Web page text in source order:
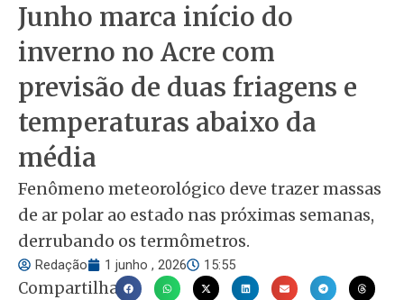
Junho marca início do
inverno no Acre com
previsão de duas friagens e
temperaturas abaixo da
média
Fenômeno meteorológico deve trazer massas
de ar polar ao estado nas próximas semanas,
derrubando os termômetros.
Redação 1 junho , 2026 15:55
Compartilhar